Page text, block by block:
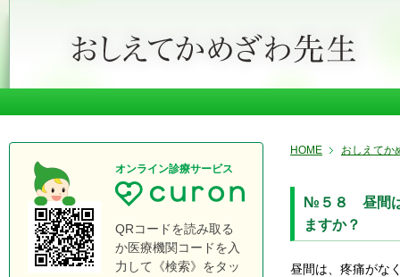
HOME おしえてか
№５８ 昼間は
ますか？
昼間は、疼痛がな
オンライン診療サービス
QRコードを読み取る
か医療機関コードを入
力して《検索》をタッ